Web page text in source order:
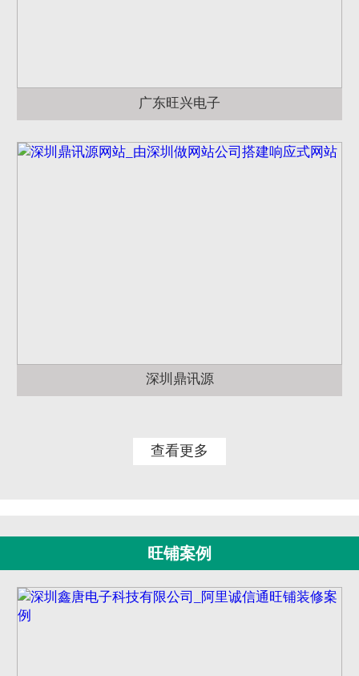
广东旺兴电子
深圳鼎讯源
查看更多
旺铺案例